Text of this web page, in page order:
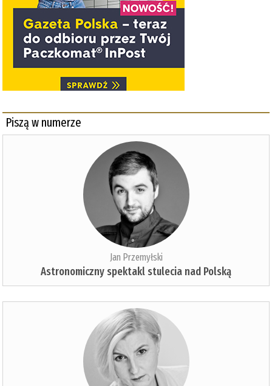
Piszą w numerze
Jan Przemyłski
Astronomiczny spektakl stulecia nad Polską